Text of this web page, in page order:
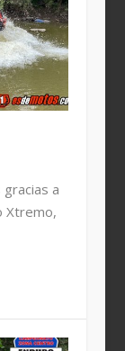
a
Xtremo,